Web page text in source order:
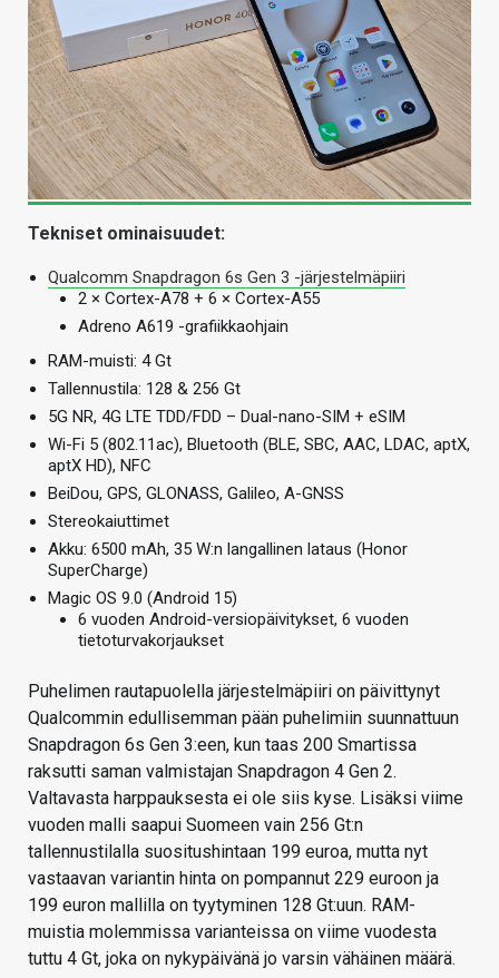
Tekniset ominaisuudet:
Qualcomm Snapdragon 6s Gen 3 -järjestelmäpiiri
2 × Cortex-A78 + 6 × Cortex-A55
Adreno A619 -grafiikkaohjain
RAM-muisti: 4 Gt
Tallennustila: 128 & 256 Gt
5G NR, 4G LTE TDD/FDD – Dual-nano-SIM + eSIM
Wi-Fi 5 (802.11ac), Bluetooth (BLE, SBC, AAC, LDAC, aptX,
aptX HD), NFC
BeiDou, GPS, GLONASS, Galileo, A-GNSS
Stereokaiuttimet
Akku: 6500 mAh, 35 W:n langallinen lataus (Honor
SuperCharge)
Magic OS 9.0 (Android 15)
6 vuoden Android-versiopäivitykset, 6 vuoden
tietoturvakorjaukset
Puhelimen rautapuolella järjestelmäpiiri on päivittynyt
Qualcommin edullisemman pään puhelimiin suunnattuun
Snapdragon 6s Gen 3:een, kun taas 200 Smartissa
raksutti saman valmistajan Snapdragon 4 Gen 2.
Valtavasta harppauksesta ei ole siis kyse. Lisäksi viime
vuoden malli saapui Suomeen vain 256 Gt:n
tallennustilalla suositushintaan 199 euroa, mutta nyt
vastaavan variantin hinta on pompannut 229 euroon ja
199 euron mallilla on tyytyminen 128 Gt:uun. RAM-
muistia molemmissa varianteissa on viime vuodesta
tuttu 4 Gt, joka on nykypäivänä jo varsin vähäinen määrä.